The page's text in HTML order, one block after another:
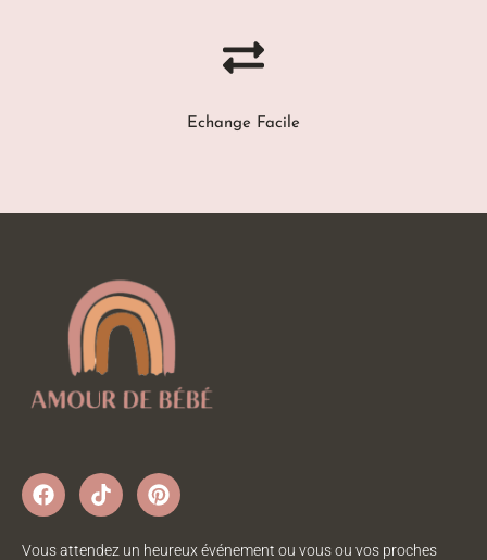
Echange Facile
Vous attendez un heureux événement ou vous ou vos proches